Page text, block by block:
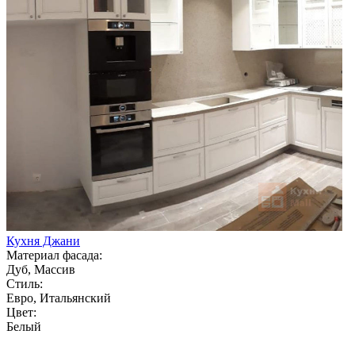
Кухня Джани
Материал фасада:
Дуб, Массив
Стиль:
Евро, Итальянский
Цвет:
Белый